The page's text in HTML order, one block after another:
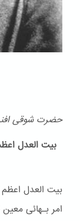
حضرت شوقی
بیت العدل
بیت العدل اعظم